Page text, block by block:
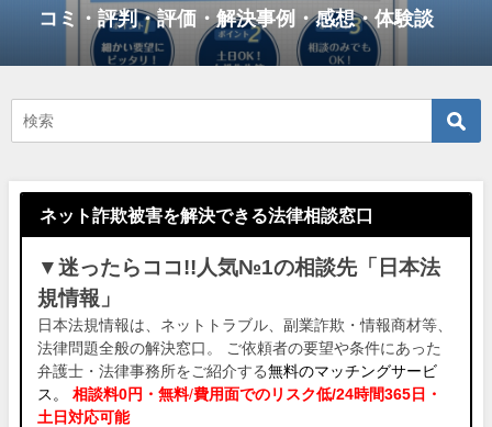
コミ・評判・評価・解決事例・感想・体験談
ネット詐欺被害を解決できる法律相談窓口
▼迷ったらココ!!人気№1の相談先「日本法
規情報」
日本法規情報は、ネットトラブル、副業詐欺・情報商材等、
法律問題全般の解決窓口。 ご依頼者の要望や条件にあった
弁護士・法律事務所をご紹介する無料のマッチングサービ
ス。
相談料0円・無料/費用面でのリスク低/24時間365日・
土日対応可能